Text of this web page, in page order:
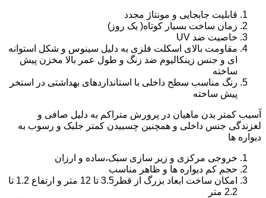
قابلیت جابجایی و مونتاژ مجدد
زمان ساخت بسیار کوتاه( یک روز)
خاصیت ضد UV
مقاومت بالای اسکلت فلزی به دلیل سینوس و شکل استوانه
ای و جنس زینکالیوم ضد زنگ و طول عمر بالا مخزن پیش
ساخته
رنگ مناسب سطح داخلی با استانداردهای بهداشتی در استخر
پیش ساخته
آسیب کمتر بدن ماهیان در پرورش متراکم به دلیل صافی و
لغزندگی جنس داخلی و همچنین چسبیدن کمتر جلبک و رسوب به
دیواره ها
خروجی مرکزی و زیر سازی سبک،ساده و ارزان
حجم کم دیواره ها و ظاهر مناسب
امکان ساخت ابعاد بزرگ از قطر3.5 تا 12 متر و ارتفاع 1.2 تا
2.2 متر